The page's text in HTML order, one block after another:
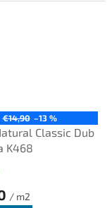
€14,90 –13 %
Classic Dub
K468
/ m2